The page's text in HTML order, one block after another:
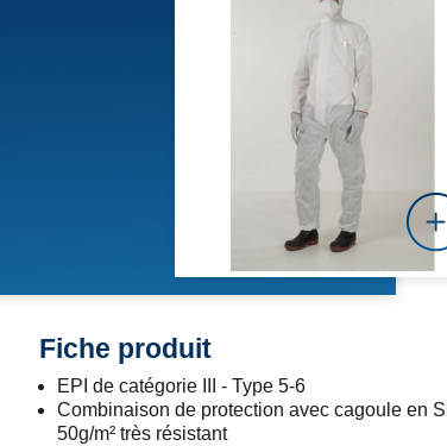
Fiche produit
EPI de catégorie III - Type 5-6
Combinaison de protection avec cagoule en
50g/m² très résistant